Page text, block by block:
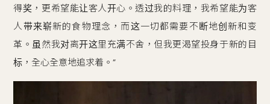
得奖，更希望能让客人开心。透过我的料理，我希望能为客
人带来崭新的食物理念，而这一切都需要不断地创新和变
革。虽然我对离开这里充满不舍，但我更渴望投身于新的目
标，全心全意地追求着。”